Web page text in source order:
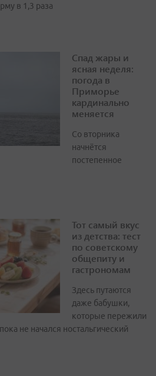
в 1,3 раза
Спад жары и
ясная неделя:
погода в
Приморье
кардинально
меняется
Со вторника
начнётся
постепенное
Тот самый вкус
из детства: тест
по советскому
общепиту и
гастрономам
Здесь путаются
даже бабушки,
которые пережили
не начался ностальгический